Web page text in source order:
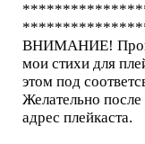
ВНИМАНИЕ!
мои стихи для
этом под
Желательно после
адрес плейкаста.